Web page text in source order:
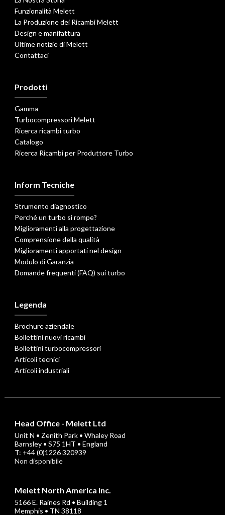
Funzionalità Melett
La Produzione dei Ricambi Melett
Design e manifattura
Ultime notizie di Melett
Contattaci
Prodotti
Gamma
Turbocompressori Melett
Ricerca ricambi turbo
Catalogo
Ricerca Ricambi per Produttore Turbo
Inform Tecniche
Strumento diagnostico
Perché un turbo si rompe?
Miglioramenti alla progettazione
Comprensione della qualità
Miglioramenti apportati nel design
Modulo di Garanzia
Domande frequenti (FAQ) sui turbo
Legenda
Brochure aziendale
Bollettini nuovi ricambi
Bollettini turbocompressori
Articoli tecnici
Articoli industriali
Head Office - Melett Ltd
Unit N • Zenith Park • Whaley Road
Barnsley • S75 1HT • England
T: +44 (0)1226 320939
Non disponibile
Melett North America Inc.
5166 E. Raines Rd • Building 1
Memphis • TN 38118